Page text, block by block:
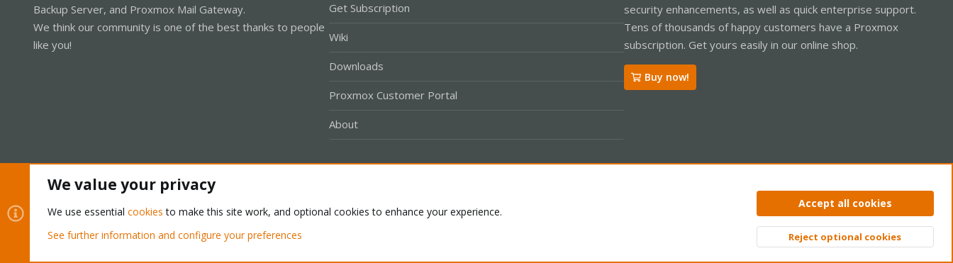
Backup Server, and Proxmox Mail Gateway.
We think our community is one of the best thanks to people
like you!
Get Subscription
Wiki
Downloads
Proxmox Customer Portal
About
security enhancements, as well as quick enterprise support.
Tens of thousands of happy customers have a Proxmox
subscription. Get yours easily in our online shop.
Buy now!
Privacy policy Help Home
Community platform by XenForo® © 2010-2026 XenForo Ltd. Top
We value your privacy
We use essential cookies to make this site work, and optional cookies to enhance your experience.
See further information and configure your preferences
Accept all cookies
Reject optional cookies